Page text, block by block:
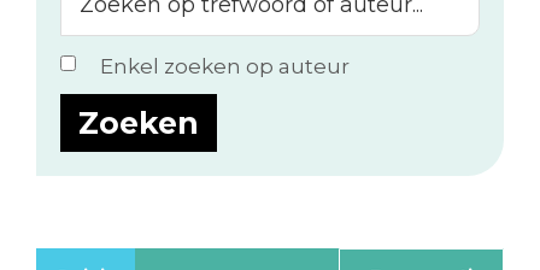
op
trefwoord
of
auteur...
Enkel zoeken op auteur